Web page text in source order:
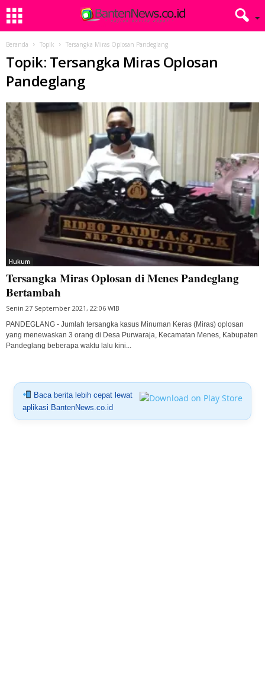
Beranda Topik Tersangka Miras Oplosan Pandeglang
Topik: Tersangka Miras Oplosan
Pandeglang
Hukum
Tersangka Miras Oplosan di Menes Pandeglang
Bertambah
Senin 27 September 2021, 22:06 WIB
PANDEGLANG - Jumlah tersangka kasus Minuman Keras (Miras) oplosan
yang menewaskan 3 orang di Desa Purwaraja, Kecamatan Menes, Kabupaten
Pandeglang beberapa waktu lalu kini...
Baca berita lebih cepat lewat
aplikasi BantenNews.co.id